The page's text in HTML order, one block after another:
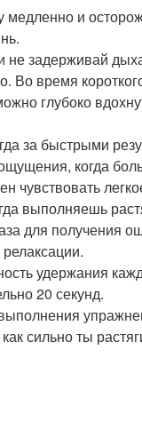
медленно и
не задерживай
Во время
глубоко
за быстрыми
когда
чувствовать
выполняешь
для получения
удержания
20 секунд.
сильно ты